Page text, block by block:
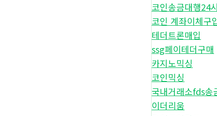
코인송금대행24시
코인 계좌이체구
테더트론매입
ssg페이테더구매
카지노믹싱
코인믹싱
국내거래소fds송
이더리움